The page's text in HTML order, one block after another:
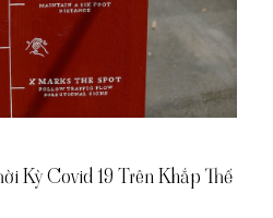
Kỳ Covid 19 Trên Khắp Thế